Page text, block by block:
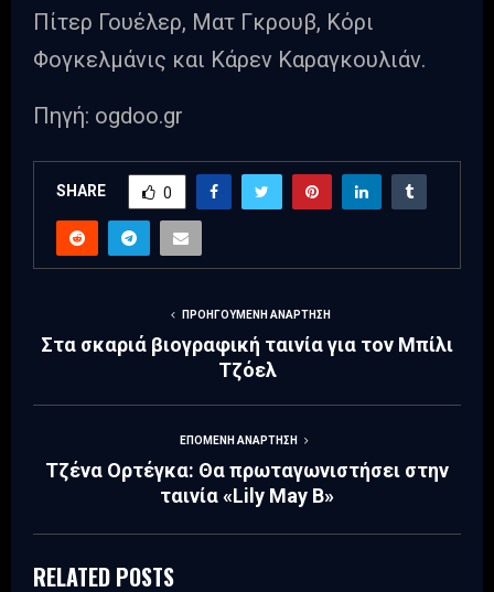
Πίτερ Γουέλερ, Ματ Γκρουβ, Κόρι
Φογκελμάνις και Κάρεν Καραγκουλιάν.
Πηγή: ogdoo.gr
SHARE 0
ΠΡΟΗΓΟΎΜΕΝΗ ΑΝΆΡΤΗΣΗ
Στα σκαριά βιογραφική ταινία για τον Μπίλι
Τζόελ
ΕΠΌΜΕΝΗ ΑΝΆΡΤΗΣΗ
Τζένα Ορτέγκα: Θα πρωταγωνιστήσει στην
ταινία «Lily May B»
RELATED POSTS